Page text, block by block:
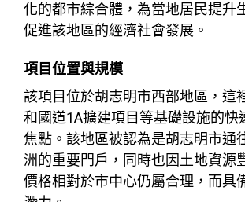
化的都市綜合體，為當地居民提升
促進該地區的經濟社會發展。
項目位置與規模
該項目位於胡志明市西部地區，這
和國道1A擴建項目等基礎設施的快
焦點。該地區被認為是胡志明市通
洲的重要門戶，同時也因土地資源
價格相對於市中心仍屬合理，而具